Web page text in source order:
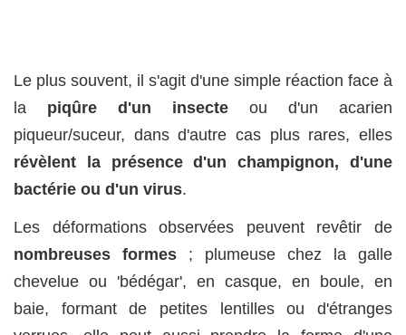
Le plus souvent, il s'agit d'une simple réaction face à
la piqûre d'un insecte ou d'un acarien
piqueur/suceur, dans d'autre cas plus rares, elles
révèlent la présence d'un champignon, d'une
bactérie ou d'un virus.
Les déformations observées peuvent revêtir de
nombreuses formes ; plumeuse chez la galle
chevelue ou 'bédégar', en casque, en boule, en
baie, formant de petites lentilles ou d'étranges